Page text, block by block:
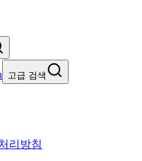
고급 검색
리방침